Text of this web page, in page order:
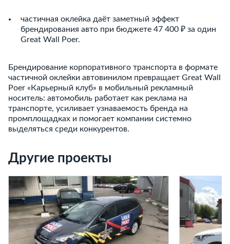
частичная оклейка даёт заметный эффект
брендирования авто при бюджете 47 400 ₽ за один
Great Wall Poer.
Брендирование корпоративного транспорта в формате
частичной оклейки автовинилом превращает Great Wall
Poer «Карьерный клуб» в мобильный рекламный
носитель: автомобиль работает как реклама на
транспорте, усиливает узнаваемость бренда на
промплощадках и помогает компании системно
выделяться среди конкурентов.
Другие проекты